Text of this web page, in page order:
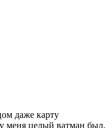
даже карту
меня целый ватман был.